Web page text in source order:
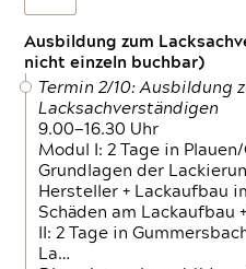
Ausbildung zum
nicht einzeln buchbar)
Termin 2/10: Ausbildung
Lacksachverständigen
9.00—16.30 Uhr
Modul I: 2 Tage in
Grundlagen der
Hersteller + Lackaufbau
Schäden am Lackaufbau
II: 2 Tage in
La…